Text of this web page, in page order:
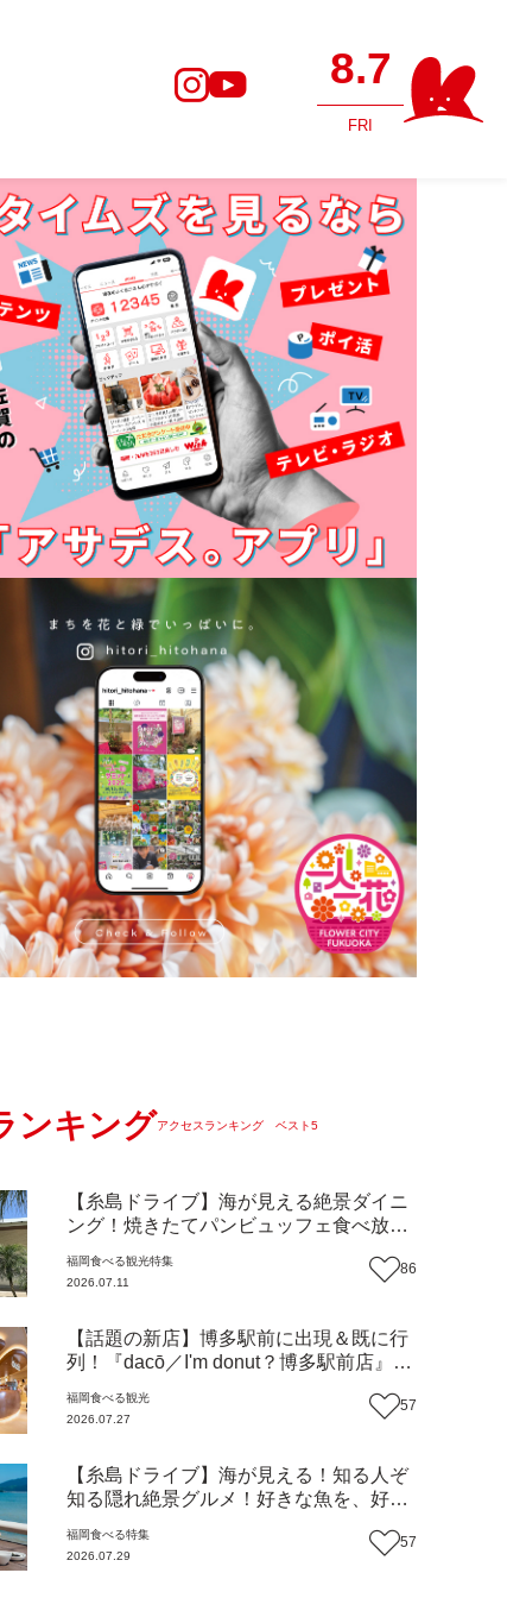
8.7
FRI
ンキングアクセスランキング ベスト5
【糸島ドライブ】海が見える絶景ダイニ
ング！焼きたてパンビュッフェ食べ放題
『Ibiza Beach Cafe』（福岡・糸島市）
福岡食べる観光特集
2026.07.11
86
【話題の新店】博多駅前に出現＆既に行
列！『dacō／I'm donut？博多駅前店』徹
た楽しみ方＆イチオシメニューも紹介！
福岡食べる観光
2026.07.27
57
【糸島ドライブ】海が見える！知る人ぞ
知る隠れ絶景グルメ！好きな魚を、好き
はん食堂』（福岡市西区）【まち歩き】
福岡食べる特集
2026.07.29
57